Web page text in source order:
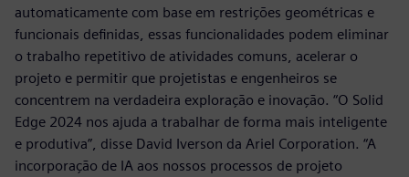
automaticamente com base em restrições geométricas e
funcionais definidas, essas funcionalidades podem eliminar
o trabalho repetitivo de atividades comuns, acelerar o
projeto e permitir que projetistas e engenheiros se
concentrem na verdadeira exploração e inovação. “O Solid
Edge 2024 nos ajuda a trabalhar de forma mais inteligente
e produtiva”, disse David Iverson da Ariel Corporation. “A
incorporação de IA aos nossos processos de projeto